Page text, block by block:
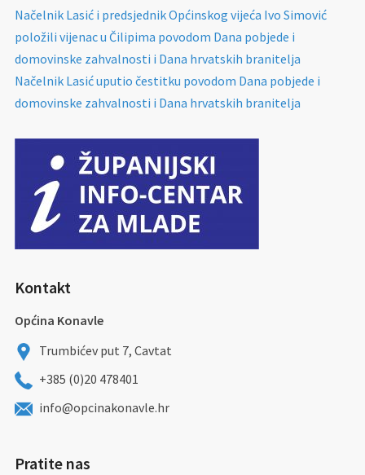
Načelnik Lasić i predsjednik Općinskog vijeća Ivo Simović
položili vijenac u Čilipima povodom Dana pobjede i
domovinske zahvalnosti i Dana hrvatskih branitelja
Načelnik Lasić uputio čestitku povodom Dana pobjede i
domovinske zahvalnosti i Dana hrvatskih branitelja
Kontakt
Općina Konavle
Trumbićev put 7, Cavtat
+385 (0)20 478401
info@opcinakonavle.hr
Pratite nas